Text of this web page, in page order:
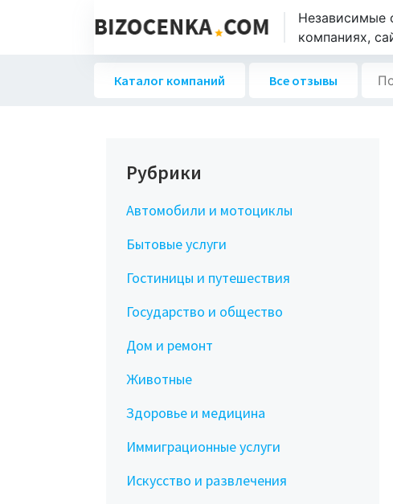
Независимые
компаниях,
Каталог компаний Все отзывы
Рубрики
Автомобили и мотоциклы
Бытовые услуги
Гостиницы и путешествия
Государство и общество
Дом и ремонт
Животные
Здоровье и медицина
Иммиграционные услуги
Искусство и развлечения